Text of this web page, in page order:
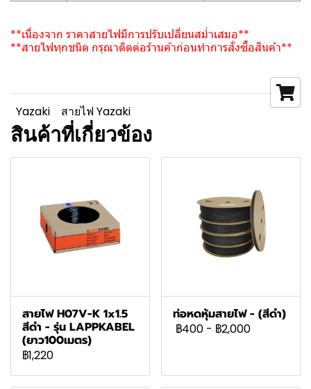
**เนื่องจาก ราคาสายไฟมีการปรับเปลี่ยนสม่ำเสมอ**
**สายไฟทุกชนิด กรุณาติดต่อร้านค้าก่อนทำการสั่งซื้อสินค้า**
Yazaki สายไฟ Yazaki
สินค้าที่เกี่ยวข้อง
สายไฟ H07V-K 1x1.5
สีดำ - รุ่น LAPPKABEL
(ยาว100เมตร)
฿1,220
ท่อหดหุ้มสายไฟ - (สีดำ)
฿400 - ฿2,000